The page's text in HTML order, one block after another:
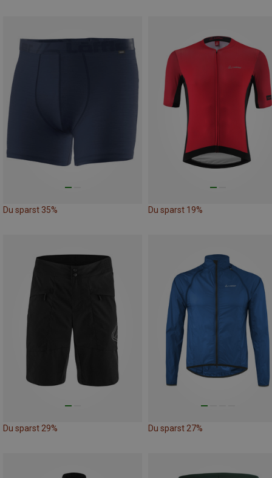
Du sparst 35% Du sparst 19%
Du sparst 29% Du sparst 27%